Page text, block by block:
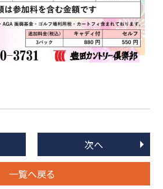
一覧へ戻る
次へ